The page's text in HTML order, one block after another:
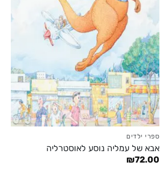
ספרי ילדים
אבא של עמליה נוסע לאוסטרליה
₪72.00